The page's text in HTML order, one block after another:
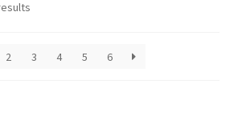
Sorted
2 3 4 5 6